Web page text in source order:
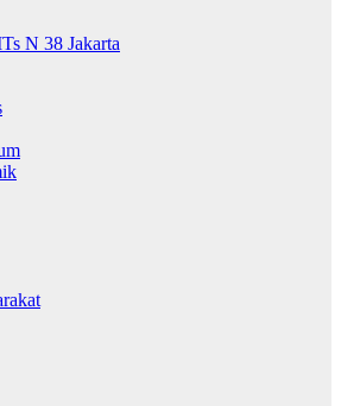
N 38 Jakarta